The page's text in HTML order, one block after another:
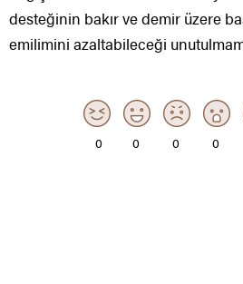
desteğinin bakır ve demir üzere
emilimini azaltabileceği
0 0 0 0